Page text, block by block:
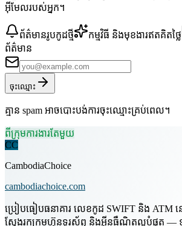
អ៊ីមែលរបស់អ្នក។
ព័ត៌មានរូបកូដថ្មី កម្មវិធី និងមុខងារឥតគិតថ្លៃ
ព័ត៌មាន
ចុះឈ្មោះ
គ្មាន spam អាចបោះបង់ការចុះឈ្មោះគ្រប់ពេល។
ពីក្រុមការងារតែមួយ
CC
CambodiaChoice
cambodiachoice.com
ប្រៀបធៀបធនាគារ លេខកូដ SWIFT និង ATM ន
ស្វែងរកក្រុមហ៊ុនទូរស័ព្ទ និងអ៊ីនធឺណិតល្អបំផុត —